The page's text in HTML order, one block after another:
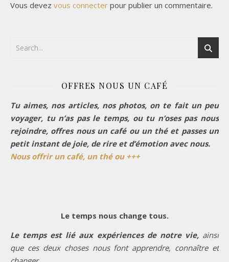
Vous devez vous connecter pour publier un commentaire.
OFFRES NOUS UN CAFÉ
Tu aimes, nos articles, nos photos, on te fait un peu
voyager, tu n’as pas le temps, ou tu n’oses pas nous
rejoindre, offres nous un café ou un thé et passes un
petit instant de joie, de rire et d’émotion avec nous.
Nous offrir un café, un thé ou +++
Le temps nous change tous.
Le temps est lié aux expériences de notre vie, ainsi
que ces deux choses nous font apprendre, connaître et